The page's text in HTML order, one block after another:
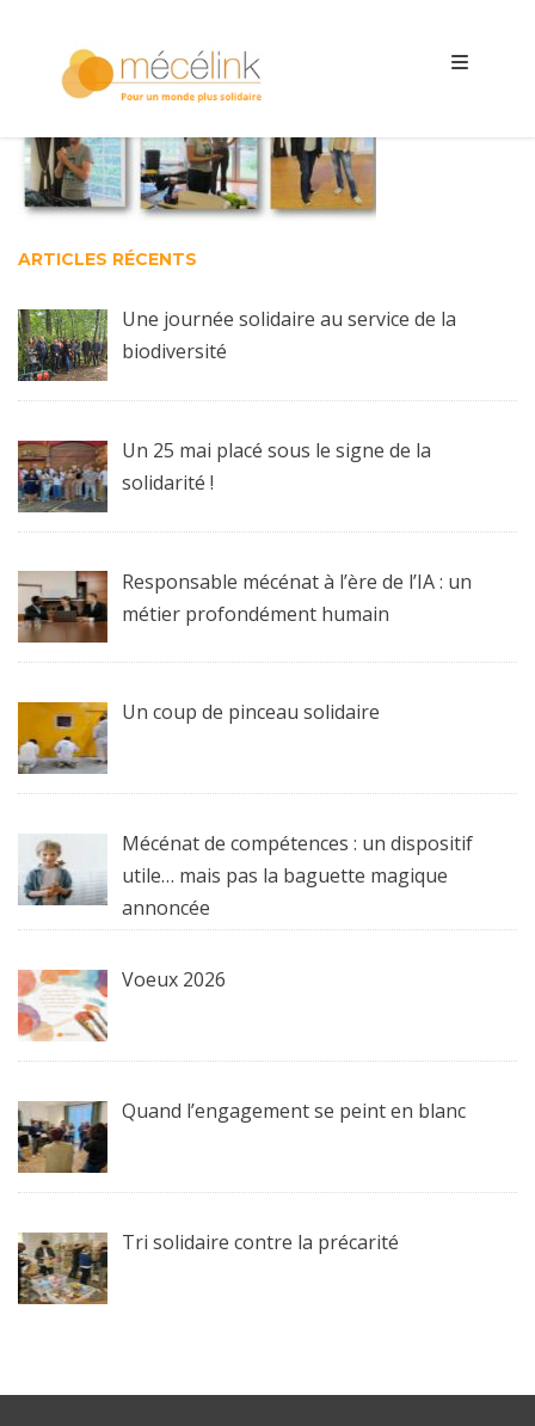
ARTICLES RÉCENTS
Une journée solidaire au service de la
biodiversité
Un 25 mai placé sous le signe de la
solidarité !
Responsable mécénat à l’ère de l’IA : un
métier profondément humain
Un coup de pinceau solidaire
Mécénat de compétences : un dispositif
utile… mais pas la baguette magique
annoncée
Voeux 2026
Quand l’engagement se peint en blanc
Tri solidaire contre la précarité